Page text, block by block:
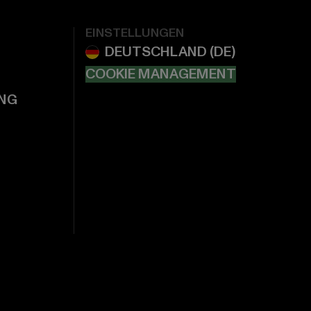
EINSTELLUNGEN
COOKIE MANAGEMENT